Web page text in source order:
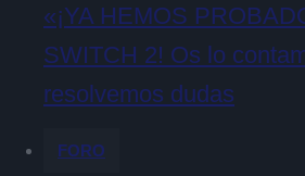
«¡YA HEMOS
SWITCH 2! Os lo
resolvemos dudas
FORO